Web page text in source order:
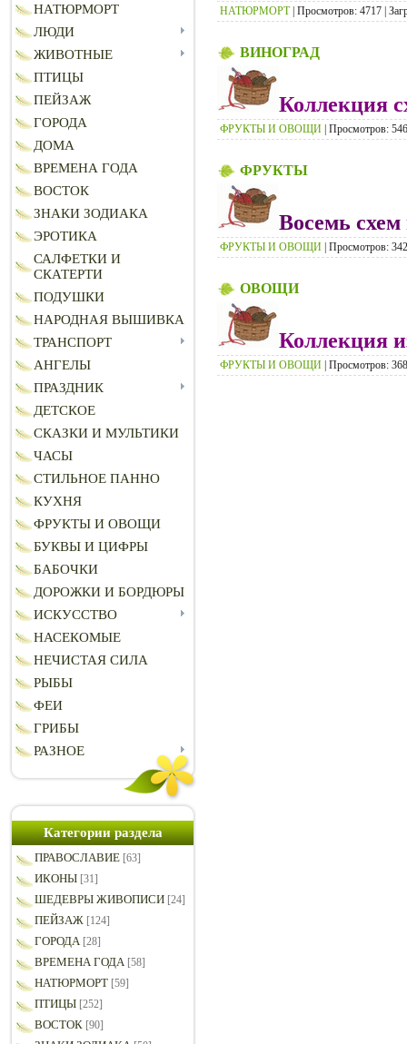
НАТЮРМОРТ
ЛЮДИ
ЖИВОТНЫЕ
ПТИЦЫ
ПЕЙЗАЖ
ГОРОДА
ДОМА
ВРЕМЕНА ГОДА
ВОСТОК
ЗНАКИ ЗОДИАКА
ЭРОТИКА
САЛФЕТКИ И
СКАТЕРТИ
ПОДУШКИ
НАРОДНАЯ ВЫШИВКА
ТРАНСПОРТ
АНГЕЛЫ
ПРАЗДНИК
ДЕТСКОЕ
СКАЗКИ И МУЛЬТИКИ
ЧАСЫ
СТИЛЬНОЕ ПАННО
КУХНЯ
ФРУКТЫ И ОВОЩИ
БУКВЫ И ЦИФРЫ
БАБОЧКИ
ДОРОЖКИ И БОРДЮРЫ
ИСКУССТВО
НАСЕКОМЫЕ
НЕЧИСТАЯ СИЛА
РЫБЫ
ФЕИ
ГРИБЫ
РАЗНОЕ
Категории раздела
ПРАВОСЛАВИЕ [63]
ИКОНЫ [31]
ШЕДЕВРЫ ЖИВОПИСИ [24]
ПЕЙЗАЖ [124]
ГОРОДА [28]
ВРЕМЕНА ГОДА [58]
НАТЮРМОРТ [59]
ПТИЦЫ [252]
ВОСТОК [90]
НАТЮРМОРТ| Просмотров: 4717 |
ВИНОГРАД
Коллекция
ФРУКТЫ И ОВОЩИ | Просмотров:
ФРУКТЫ
Восемь
ФРУКТЫ И ОВОЩИ | Просмотров:
ОВОЩИ
Коллекция
ФРУКТЫ И ОВОЩИ | Просмотров: